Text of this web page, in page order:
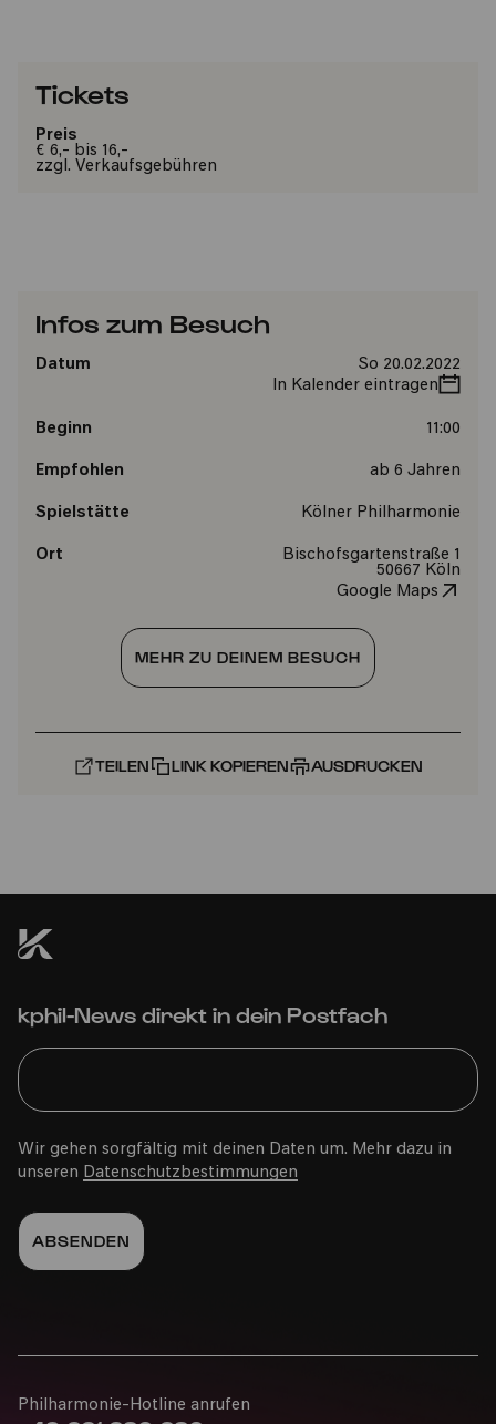
Tickets
Preis
€ 6,- bis 16,-
zzgl. Verkaufsgebühren
Infos zum Besuch
Datum
So 20.02.2022
In Kalender eintragen
Beginn 11:00
Empfohlen ab 6 Jahren
Spielstätte Kölner Philharmonie
Ort
Bischofsgartenstraße 1
50667 Köln
Google Maps
MEHR ZU DEINEM BESUCH
TEILEN LINK KOPIEREN AUSDRUCKEN
kphil-News direkt in dein Postfach
Wir gehen sorgfältig mit deinen Daten um. Mehr dazu in
unseren Datenschutzbestimmungen
Philharmonie-Hotline anrufen